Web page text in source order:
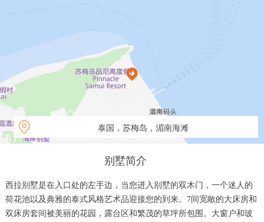
泰国，苏梅岛，湄南海滩
别墅简介
西拉别墅是在入口处的左手边，当您进入别墅的双木门，一个迷人的
荷花池以及典雅的泰式风格艺术品迎接您的到来。7间宽敞的大床房和
双床房套间被美丽的花园，露台区和繁茂的草坪所包围。大窗户和玻